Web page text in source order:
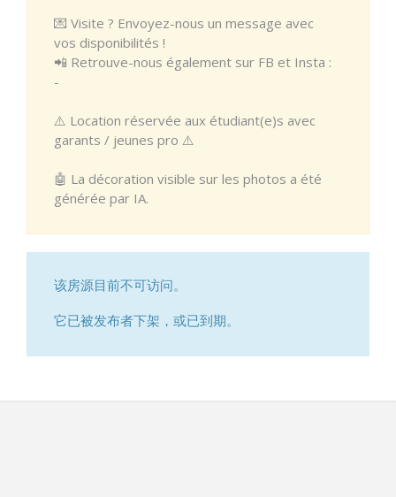
💌 Visite ? Envoyez-nous un message avec
vos disponibilités !
📲 Retrouve-nous également sur FB et Insta :
-
⚠️ Location réservée aux étudiant(e)s avec
garants / jeunes pro ⚠️
🤖 La décoration visible sur les photos a été
générée par IA.
该房源目前不可访问。
它已被发布者下架，或已到期。